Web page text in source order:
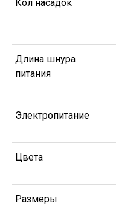
Кол насадок
Длина шнура
питания
Электропитание
Цвета
Размеры